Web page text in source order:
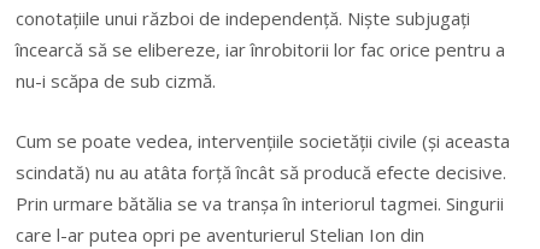
conotațiile unui război de independență. Niște subjugați
încearcă să se elibereze, iar înrobitorii lor fac orice pentru a
nu-i scăpa de sub cizmă.
Cum se poate vedea, intervențiile societății civile (și aceasta
scindată) nu au atâta forță încât să producă efecte decisive.
Prin urmare bătălia se va tranșa în interiorul tagmei. Singurii
care l-ar putea opri pe aventurierul Stelian Ion din